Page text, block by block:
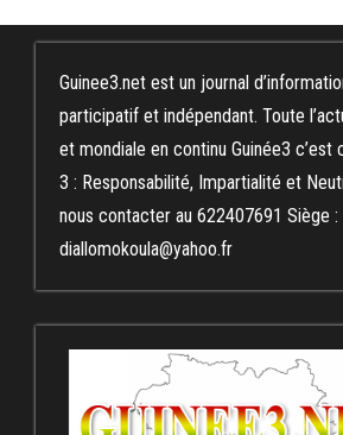
Guinee3.net est un journal
participatif et indépendant. Toute
et mondiale en continu Guinée3
3 : Responsabilité, Impartialité et
nous contacter au 622407691 Siège :
diallomokoula@yahoo.fr